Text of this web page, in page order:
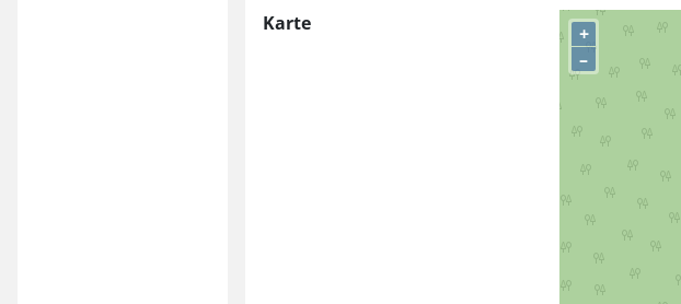
Karte
+
–